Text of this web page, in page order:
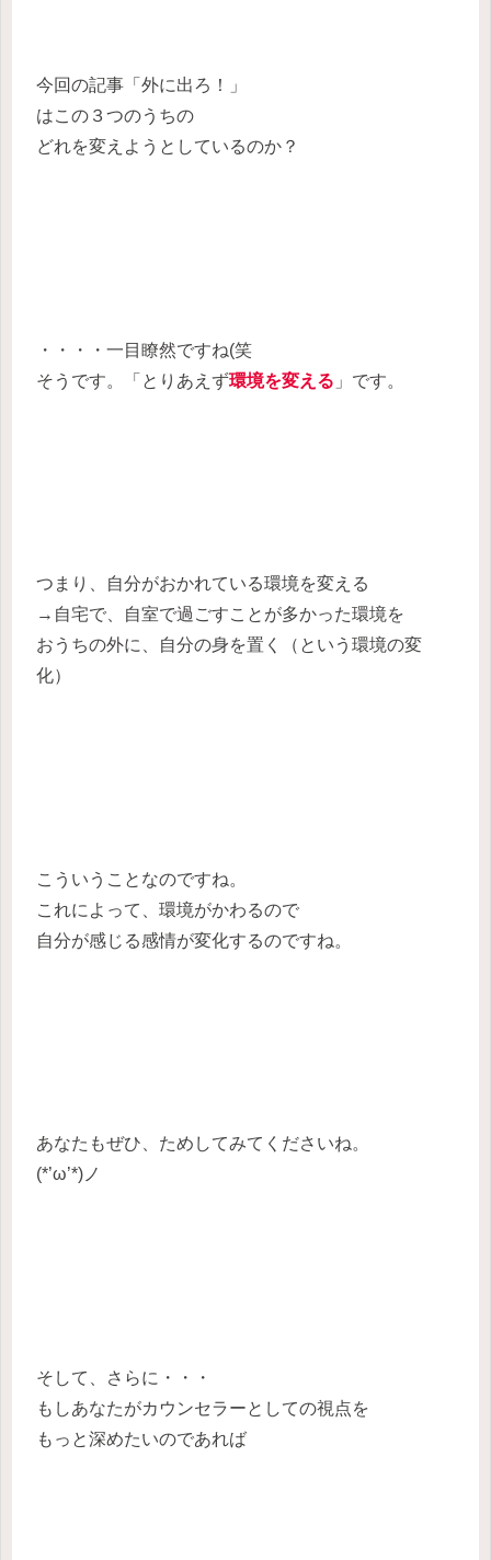
今回の記事「外に出ろ！」
はこの３つのうちの
どれを変えようとしているのか？
・・・・一目瞭然ですね(笑
そうです。「とりあえず環境を変える 」です。
つまり、自分がおかれている環境を変える
→自宅で、自室で過ごすことが多かった環境を
おうちの外に、自分の身を置く（という環境の変
化）
こういうことなのですね。
これによって、環境がかわるので
自分が感じる感情が変化するのですね。
あなたもぜひ、ためしてみてくださいね。
(*’ω’*)ノ
そして、さらに・・・
もしあなたがカウンセラーとしての視点を
もっと深めたいのであれば